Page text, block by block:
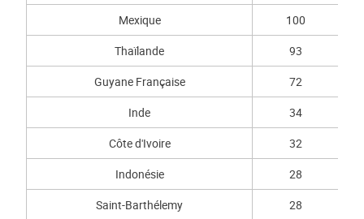
Mexique
100
Thaïlande
93
Guyane Française
72
Inde
34
Côte d'Ivoire
32
Indonésie
28
Saint-Barthélemy
28